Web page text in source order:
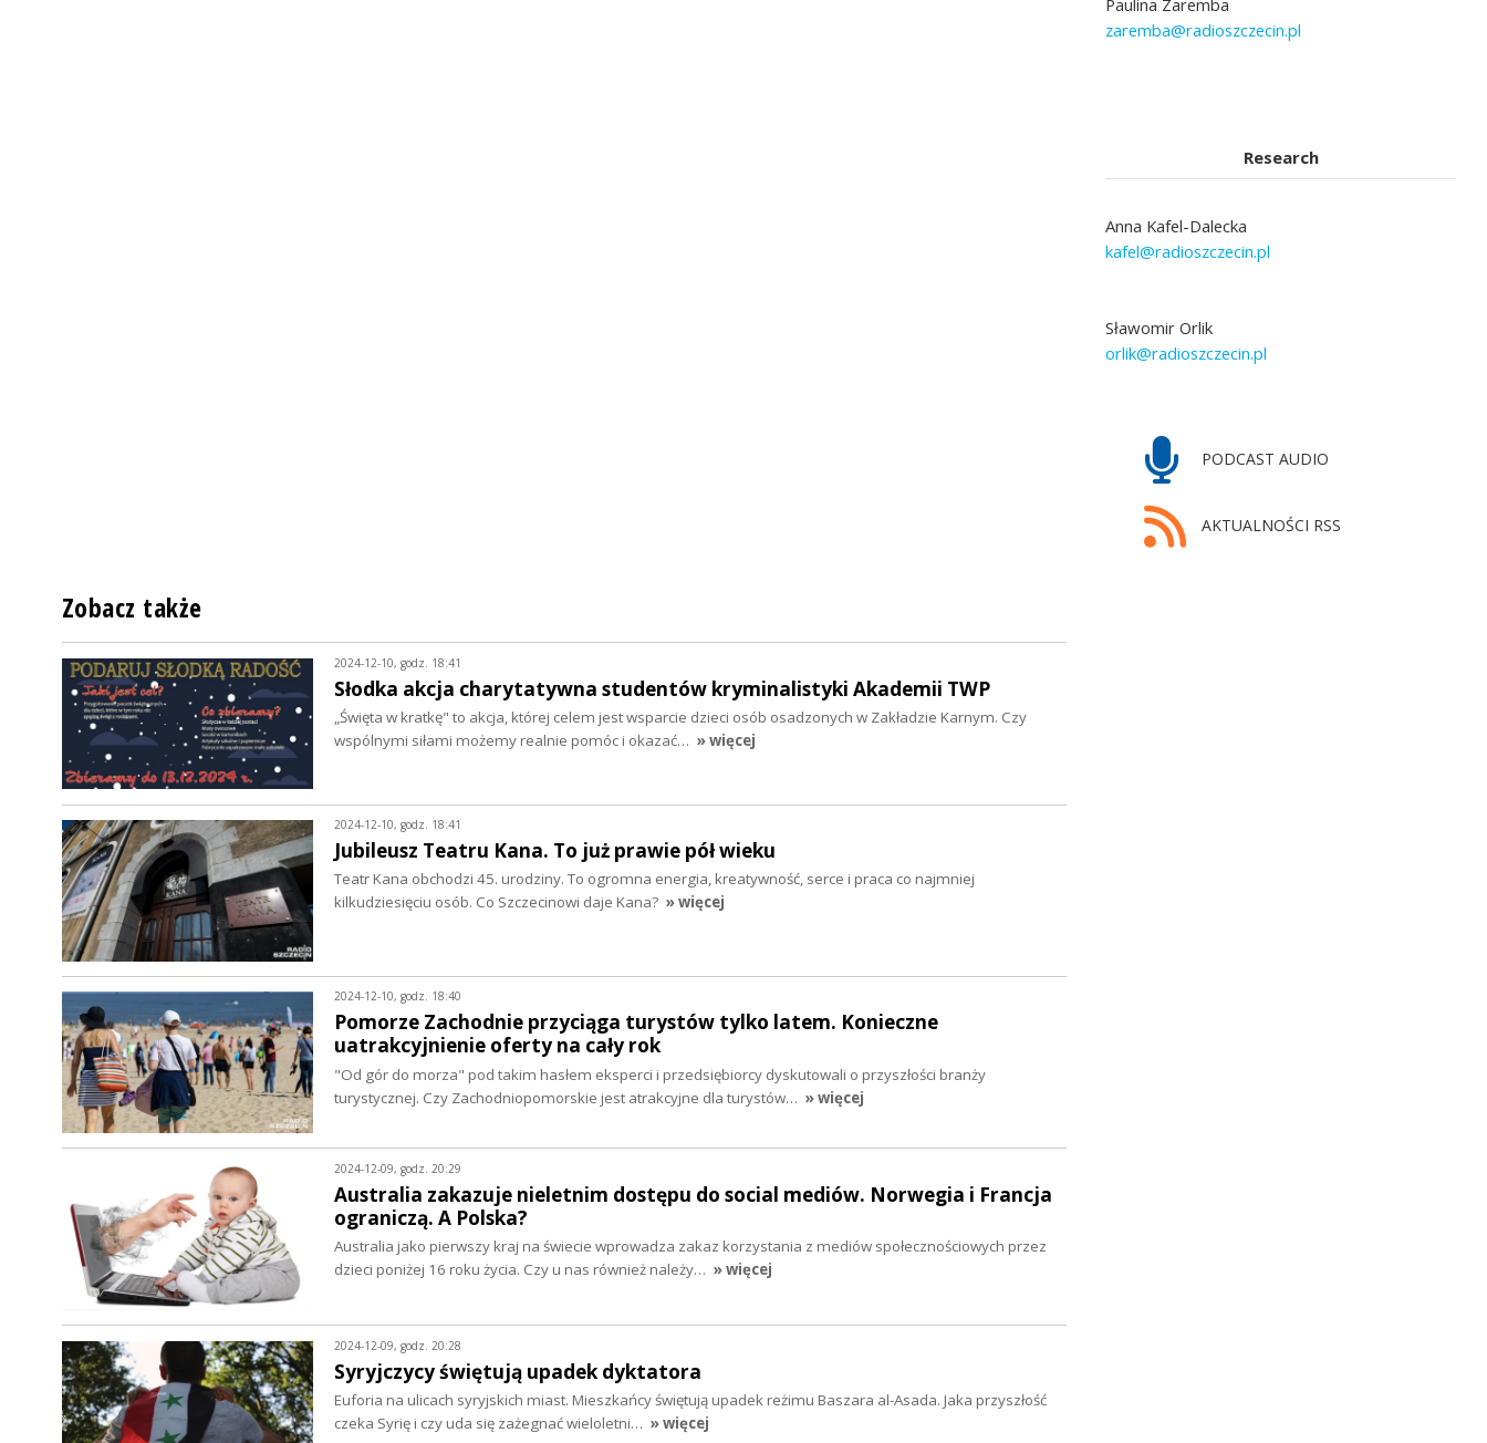
zaremba@radioszczecin.pl
Research
Anna Kafel-Dalecka
kafel@radioszczecin.pl
Sławomir Orlik
orlik@radioszczecin.pl
PODCAST AUDIO
AKTUALNOŚCI RSS
Zobacz także
2024-12-10, godz. 18:41
Słodka akcja charytatywna studentów kryminalistyki Akademii TWP
„Święta w kratkę" to akcja, której celem jest wsparcie dzieci osób osadzonych w Zakładzie Karnym. Czy
wspólnymi siłami możemy realnie pomóc i okazać… » więcej
2024-12-10, godz. 18:41
Jubileusz Teatru Kana. To już prawie pół wieku
Teatr Kana obchodzi 45. urodziny. To ogromna energia, kreatywność, serce i praca co najmniej
kilkudziesięciu osób. Co Szczecinowi daje Kana? » więcej
2024-12-10, godz. 18:40
Pomorze Zachodnie przyciąga turystów tylko latem. Konieczne
uatrakcyjnienie oferty na cały rok
"Od gór do morza" pod takim hasłem eksperci i przedsiębiorcy dyskutowali o przyszłości branży
turystycznej. Czy Zachodniopomorskie jest atrakcyjne dla turystów… » więcej
2024-12-09, godz. 20:29
Australia zakazuje nieletnim dostępu do social mediów. Norwegia i Francja
ograniczą. A Polska?
Australia jako pierwszy kraj na świecie wprowadza zakaz korzystania z mediów społecznościowych przez
dzieci poniżej 16 roku życia. Czy u nas również należy… » więcej
2024-12-09, godz. 20:28
Syryjczycy świętują upadek dyktatora
Euforia na ulicach syryjskich miast. Mieszkańcy świętują upadek reżimu Baszara al-Asada. Jaka przyszłość
czeka Syrię i czy uda się zażegnać wieloletni… » więcej